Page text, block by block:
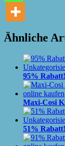
Ähnliche
95%
Maxi-Cosi
51%